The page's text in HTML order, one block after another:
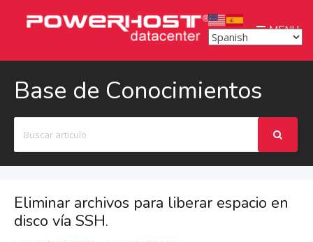
MENU
Base de Conocimientos
Eliminar archivos para liberar espacio en
disco vía SSH.